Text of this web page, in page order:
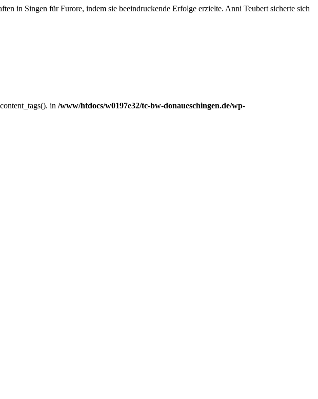
in Singen für Furore, indem sie beeindruckende Erfolge erzielte. Anni Teubert sicherte sich
in /www/htdocs/w0197e32/tc-bw-donaueschingen.de/wp-